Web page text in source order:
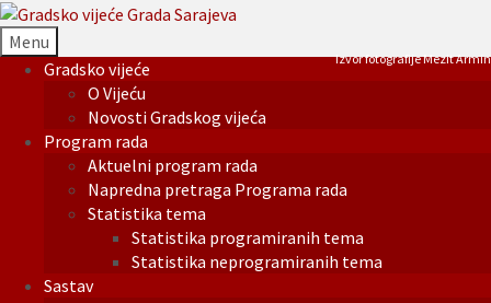
Menu
Gradsko vijeće
O Vijeću
Novosti Gradskog vijeća
Program rada
Aktuelni program rada
Napredna pretraga Programa rada
Statistika tema
Statistika programiranih tema
Statistika neprogramiranih tema
Sastav
Izvor fotografije Mezit Armin